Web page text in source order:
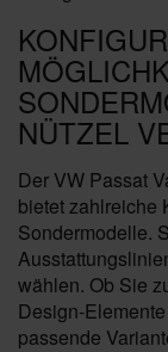
NÜTZEL
Der VW Passat
bietet zahlreiche
Sondermodelle.
wählen. Ob Sie
Design-
passende